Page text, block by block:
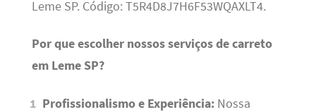
Leme SP. Código: T5R4D8J7H6F53WQAXLT4.
Por que escolher nossos serviços de carreto
em Leme SP?
Profissionalismo e Experiência: Nossa